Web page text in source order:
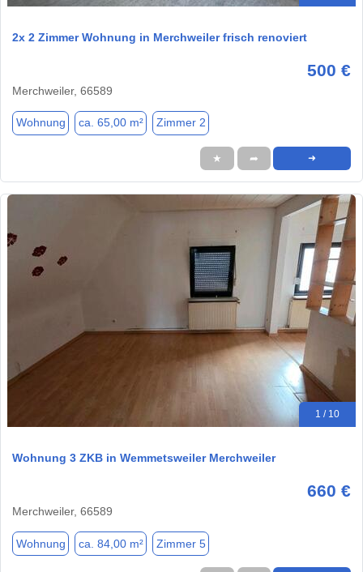
2x 2 Zimmer Wohnung in Merchweiler frisch renoviert
500 €
Merchweiler, 66589
Wohnung ca. 65,00 m² Zimmer 2
★ ➦ ➜
1 / 10
Wohnung 3 ZKB in Wemmetsweiler Merchweiler
660 €
Merchweiler, 66589
Wohnung ca. 84,00 m² Zimmer 5